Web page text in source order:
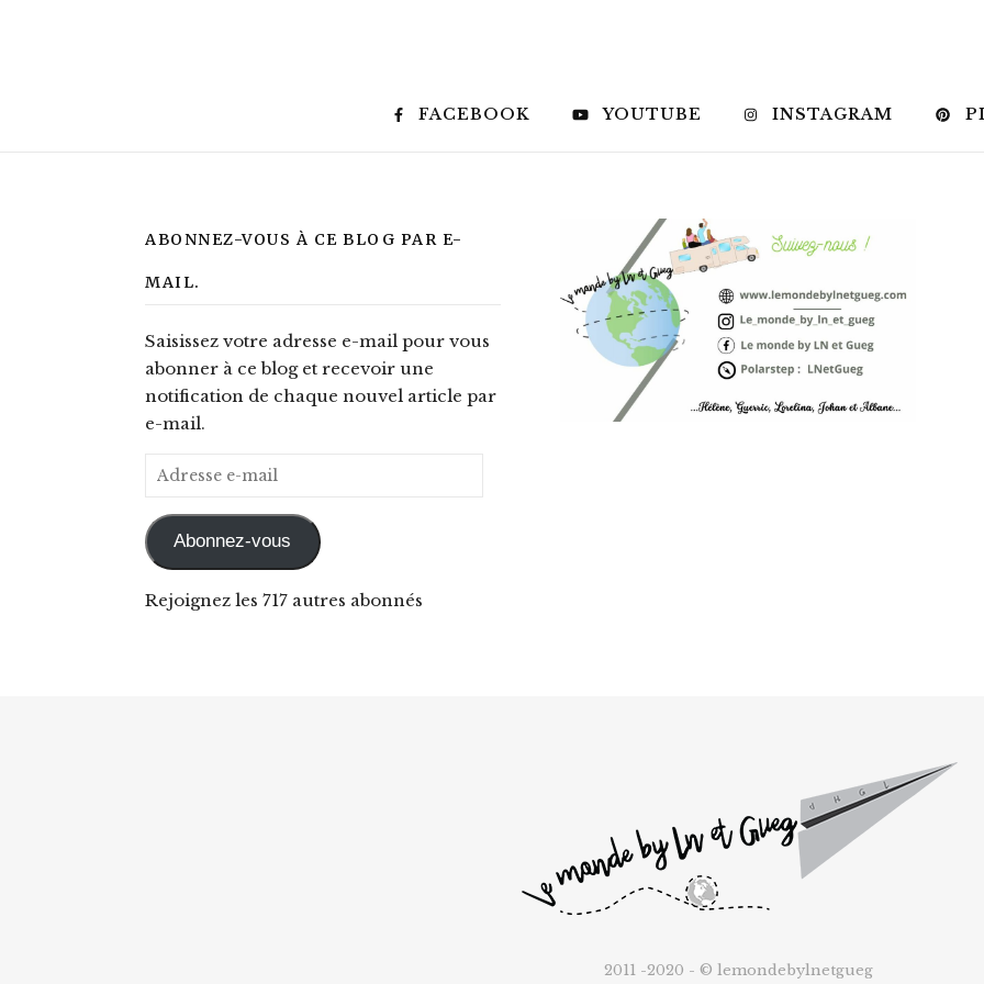
FACEBOOK YOUTUBE INSTAGRAM
ABONNEZ-VOUS À CE BLOG PAR E-
MAIL.
Saisissez votre adresse e-mail pour vous
abonner à ce blog et recevoir une
notification de chaque nouvel article par
e-mail.
Adresse e-mail
Abonnez-vous
Rejoignez les 717 autres abonnés
2011 -2020 - © lemondebylnetgueg